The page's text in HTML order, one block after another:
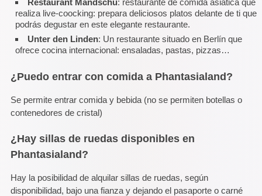
realiza live-coocking: prepara deliciosos platos delante de ti que
podrás degustar en este elegante restaurante.
Unter den Linden: Un restaurante situado en Berlín que
ofrece cocina internacional: ensaladas, pastas, pizzas…
¿Puedo entrar con comida a Phantasialand?
Se permite entrar comida y bebida (no se permiten botellas o
contenedores de cristal)
¿Hay sillas de ruedas disponibles en
Phantasialand?
Hay la posibilidad de alquilar sillas de ruedas, según
disponibilidad, bajo una fianza y dejando el pasaporte o carné